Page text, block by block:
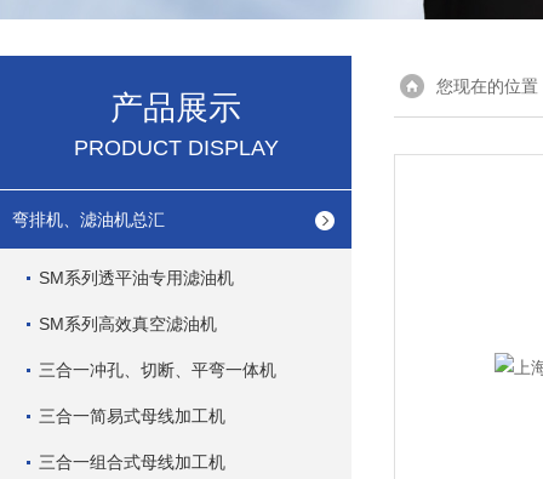
产品展示
PRODUCT DISPLAY
弯排机、滤油机总汇
SM系列透平油专用滤油机
SM系列高效真空滤油机
三合一冲孔、切断、平弯一体机
三合一简易式母线加工机
三合一组合式母线加工机
您现在的位置